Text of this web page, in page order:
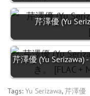
芹澤優 (Yu
芹澤優 (Yu Serizawa)
Tags: Yu Serizawa,芹澤優